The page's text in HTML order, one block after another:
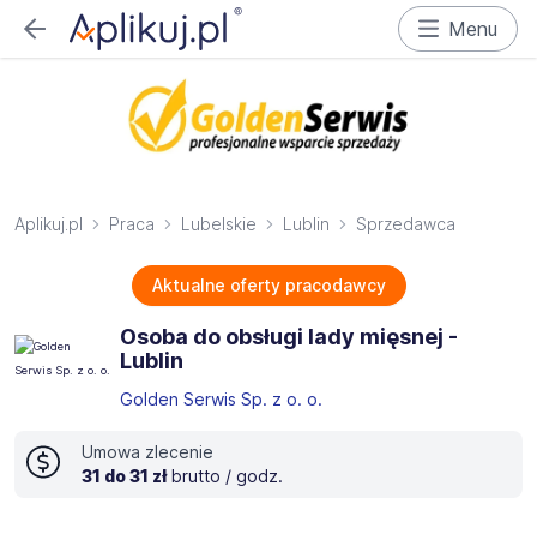
Menu
Aplikuj.pl Praca Lubelskie Lublin Sprzedawca
Aktualne oferty pracodawcy
Osoba do obsługi lady mięsnej -
Lublin
Golden Serwis Sp. z o. o.
Umowa zlecenie
31 do 31 zł brutto / godz.